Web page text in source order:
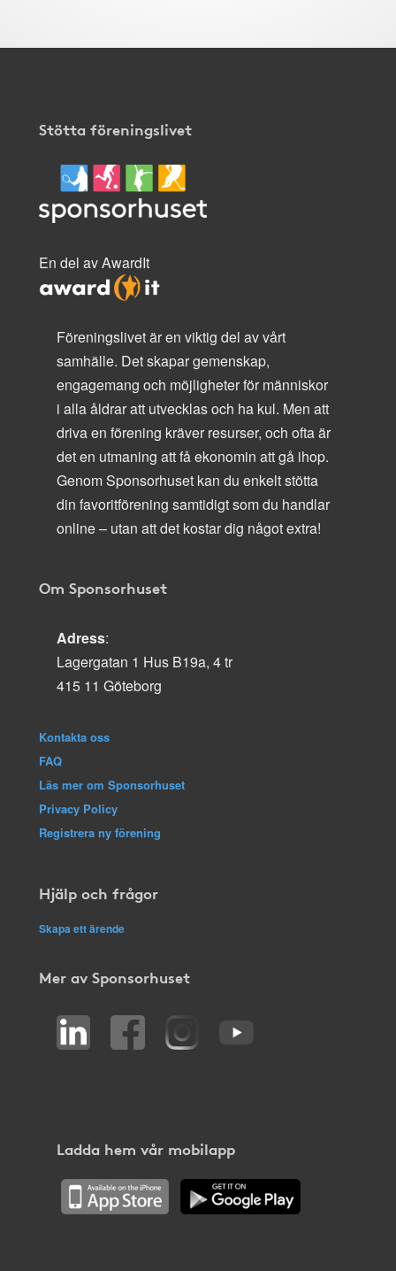
Stötta föreningslivet
En del av AwardIt
Föreningslivet är en viktig del av vårt
samhälle. Det skapar gemenskap,
engagemang och möjligheter för människor
i alla åldrar att utvecklas och ha kul. Men att
driva en förening kräver resurser, och ofta är
det en utmaning att få ekonomin att gå ihop.
Genom Sponsorhuset kan du enkelt stötta
din favoritförening samtidigt som du handlar
online – utan att det kostar dig något extra!
Om Sponsorhuset
Adress:
Lagergatan 1 Hus B19a, 4 tr
415 11 Göteborg
Kontakta oss
FAQ
Läs mer om Sponsorhuset
Privacy Policy
Registrera ny förening
Hjälp och frågor
Skapa ett ärende
Mer av Sponsorhuset
Ladda hem vår mobilapp